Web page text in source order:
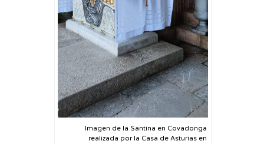
Imagen de la Santina en Covadonga
realizada por la Casa de Asturias en